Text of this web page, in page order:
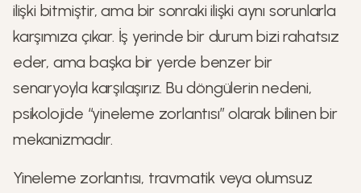
ilişki bitmiştir, ama bir sonraki ilişki aynı sorunlarla
karşımıza çıkar. İş yerinde bir durum bizi rahatsız
eder, ama başka bir yerde benzer bir
senaryoyla karşılaşırız. Bu döngülerin nedeni,
psikolojide “yineleme zorlantısı” olarak bilinen bir
mekanizmadır.
Yineleme zorlantısı, travmatik veya olumsuz